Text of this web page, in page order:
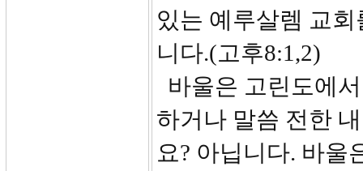
있는 예루살렘 교
니다.(고후8:1,2)
바울은 고린도에
하거나 말씀 전한
요? 아닙니다. 바울